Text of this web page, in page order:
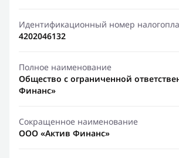
Идентификационный номер
4202046132
Полное наименование
Общество с ограниченной
Финанс»
Сокращенное наименование
ООО «Актив Финанс»